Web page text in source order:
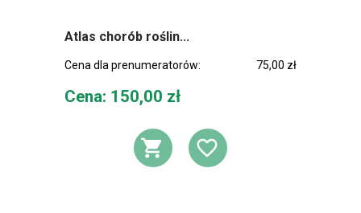
Atlas chorób roślin...
Cena dla prenumeratorów: 75,00 zł
Cena
Cena: 150,00 zł
DODAJ DO
DODAJ DO